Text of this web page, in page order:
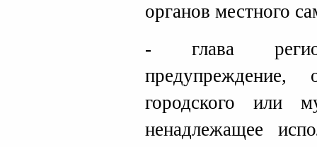
органов местного
- глава
предупреждение,
городского или
ненадлежащее